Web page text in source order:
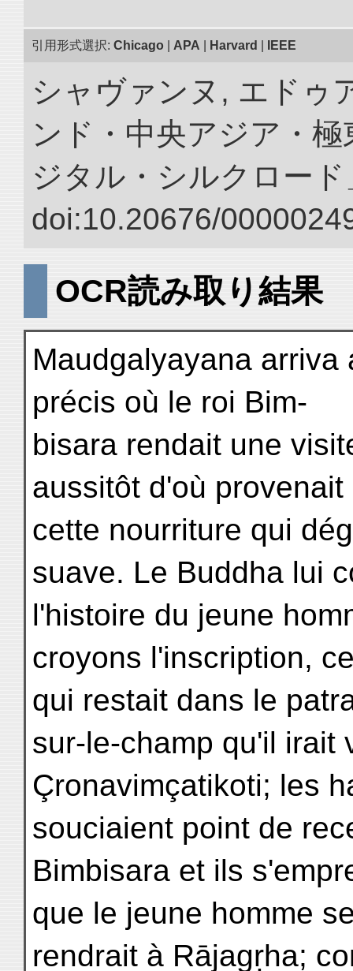
引用形式選択: Chicago APA Harvard IEEE
シャヴァンヌ, エドゥ
ンド・中央アジア・
ジタル・シルクロー
doi:10.20676/
OCR読み取り結果
Maudgalyayana arriva
précis où le roi Bim-
bisara rendait une
aussitôt d'où provenait
cette nourriture qui
suave. Le Buddha lui
l'histoire du jeune
croyons l'inscription,
qui restait dans le
sur-le-champ qu'il irait
Çronavimçatikoti; les
souciaient point de
Bimbisara et ils
que le jeune homme
rendrait à Rājagṛha;